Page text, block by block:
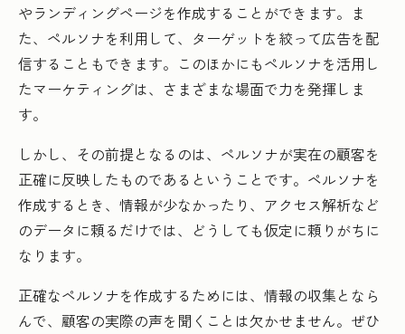
やランディングページを作成することができます。ま
た、ペルソナを利用して、ターゲットを絞って広告を配
信することもできます。このほかにもペルソナを活用し
たマーケティングは、さまざまな場面で力を発揮しま
す。
しかし、その前提となるのは、ペルソナが実在の顧客を
正確に反映したものであるということです。ペルソナを
作成するとき、情報が少なかったり、アクセス解析など
のデータに頼るだけでは、どうしても仮定に頼りがちに
なります。
正確なペルソナを作成するためには、情報の収集となら
んで、顧客の実際の声を聞くことは欠かせません。ぜひ